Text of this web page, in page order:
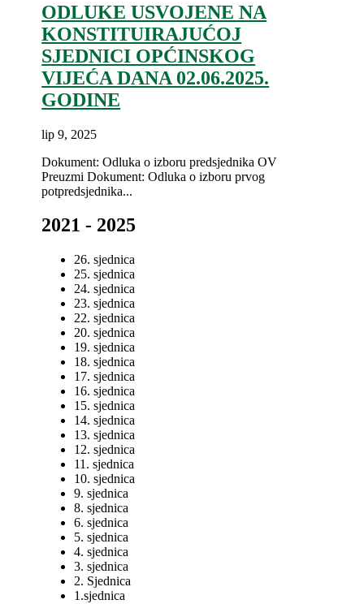
ODLUKE USVOJENE NA
KONSTITUIRAJUĆOJ
SJEDNICI OPĆINSKOG
VIJEĆA DANA 02.06.2025.
GODINE
lip 9, 2025
Dokument: Odluka o izboru predsjednika OV
Preuzmi Dokument: Odluka o izboru prvog
potpredsjednika...
2021 - 2025
26. sjednica
25. sjednica
24. sjednica
23. sjednica
22. sjednica
20. sjednica
19. sjednica
18. sjednica
17. sjednica
16. sjednica
15. sjednica
14. sjednica
13. sjednica
12. sjednica
11. sjednica
10. sjednica
9. sjednica
8. sjednica
6. sjednica
5. sjednica
4. sjednica
3. sjednica
2. Sjednica
1.sjednica